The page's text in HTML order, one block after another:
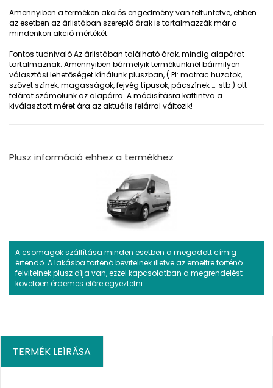
Amennyiben a terméken akciós engedmény van feltüntetve, ebben
az esetben az árlistában szereplő árak is tartalmazzák már a
mindenkori akció mértékét.
Fontos tudnivalóAz árlistában található árak, mindig alapárat
tartalmaznak. Amennyiben bármelyik termékünknél bármilyen
választási lehetőséget kínálunk pluszban, ( Pl: matrac huzatok,
szövet színek, magasságok, fejvég típusok, pácszínek …. stb ) ott
felárat számolunk az alapárra. A módisításra kattintva a
kiválasztott méret ára az aktuális felárral változik!
Plusz információ ehhez a termékhez
A csomagok szállítása minden esetben a megadott címig
értendő. A lakásba történő bevitelnek illetve az emeltre történő
felvitelnek plusz díja van, ezzel kapcsolatban a megrendelést
követően érdemes előre egyeztetni.
TERMÉK LEÍRÁSA